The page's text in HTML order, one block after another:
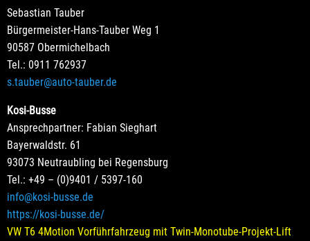
Sebastian Tauber
Bürgermeister-Hans-Tauber Weg 1
90587 Obermichelbach
Tel.: 0911 762937
s.tauber@auto-tauber.de
Kosi-Busse
Ansprechpartner: Fabian Sieghart
Bayerwaldstr. 61
93073 Neutraubling bei Regensburg
Tel.: +49 – (0)9401 / 5397-160
info@kosi-busse.de
https://kosi-busse.de/
VW T6 4Motion Vorführfahrzeug mit Twin-Monotube-Projekt-Lift